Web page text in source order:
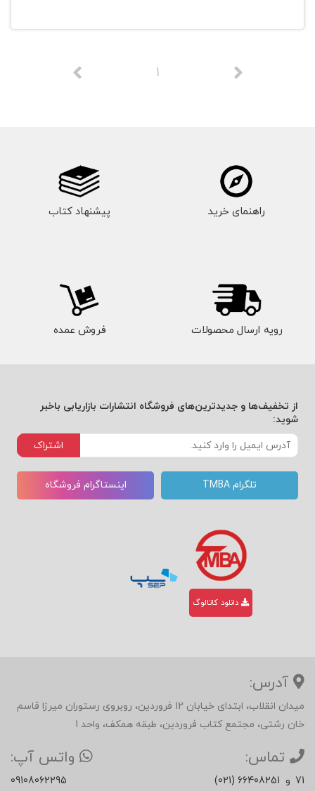
1
راهنمای خرید پیشنهاد کتاب
رویه ارسال محصولات فروش عمده
از تخفیف‌ها و جدیدترین‌های فروشگاه انتشارات بازاریابی باخبر
شوید:
اشتراک
تلگرام TMBA اینستاگرام فروشگاه
دانلود کاتالوگ
آدرس:
میدان انقلاب، ابتدای خیابان 12 فروردین، روبروی رستوران میرزا قاسم
خان رشتی، مجتمع کتاب فروردین، طبقه همکف، واحد 1
تماس:
(021) 66408251 و 71
واتس آپ:
09108062295